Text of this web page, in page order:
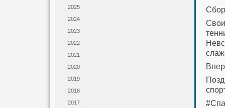
2025
2024
2023
2022
2021
2020
2019
2018
2017